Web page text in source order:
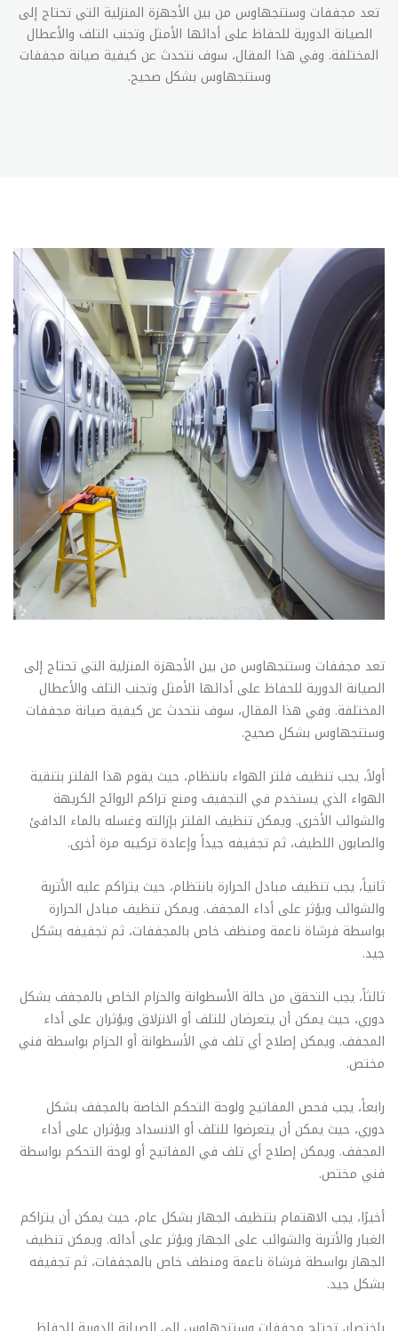
تعد مجففات وستنجهاوس من بين الأجهزة المنزلية التي تحتاج إلى
الصيانة الدورية للحفاظ على أدائها الأمثل وتجنب التلف والأعطال
المختلفة. وفي هذا المقال، سوف نتحدث عن كيفية صيانة مجففات
وستنجهاوس بشكل صحيح.
تعد مجففات وستنجهاوس من بين الأجهزة المنزلية التي تحتاج إلى
الصيانة الدورية للحفاظ على أدائها الأمثل وتجنب التلف والأعطال
المختلفة. وفي هذا المقال، سوف نتحدث عن كيفية صيانة مجففات
وستنجهاوس بشكل صحيح.
أولاً، يجب تنظيف فلتر الهواء بانتظام، حيث يقوم هذا الفلتر بتنقية
الهواء الذي يستخدم في التجفيف ومنع تراكم الروائح الكريهة
والشوائب الأخرى. ويمكن تنظيف الفلتر بإزالته وغسله بالماء الدافئ
والصابون اللطيف، ثم تجفيفه جيداً وإعادة تركيبه مرة أخرى.
ثانياً، يجب تنظيف مبادل الحرارة بانتظام، حيث يتراكم عليه الأتربة
والشوائب ويؤثر على أداء المجفف. ويمكن تنظيف مبادل الحرارة
بواسطة فرشاة ناعمة ومنظف خاص بالمجففات، ثم تجفيفه بشكل
جيد.
ثالثاً، يجب التحقق من حالة الأسطوانة والحزام الخاص بالمجفف بشكل
دوري، حيث يمكن أن يتعرضان للتلف أو الانزلاق ويؤثران على أداء
المجفف. ويمكن إصلاح أي تلف في الأسطوانة أو الحزام بواسطة فني
مختص.
رابعاً، يجب فحص المفاتيح ولوحة التحكم الخاصة بالمجفف بشكل
دوري، حيث يمكن أن يتعرضوا للتلف أو الانسداد ويؤثران على أداء
المجفف. ويمكن إصلاح أي تلف في المفاتيح أو لوحة التحكم بواسطة
فني مختص.
أخيرًا، يجب الاهتمام بتنظيف الجهاز بشكل عام، حيث يمكن أن يتراكم
الغبار والأتربة والشوائب على الجهاز ويؤثر على أدائه. ويمكن تنظيف
الجهاز بواسطة فرشاة ناعمة ومنظف خاص بالمجففات، ثم تجفيفه
بشكل جيد.